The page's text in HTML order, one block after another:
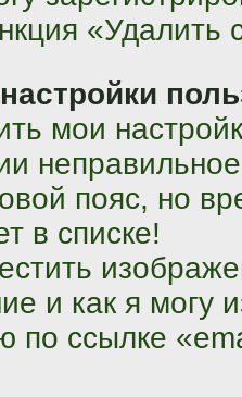
«Удалить
мои
пояс, но
в списке!
и как я могу
по ссылке